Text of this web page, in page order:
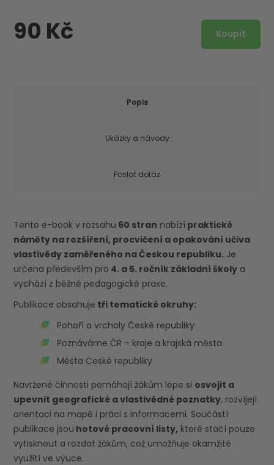
90 Kč
Popis
Ukázky a návody
Poslat dotaz
Tento e-book v rozsahu 60 stran nabízí praktické
náměty na rozšíření, procvičení a opakování učiva
vlastivědy zaměřeného na Českou republiku. Je
určena především pro 4. a 5. ročník základní školy a
vychází z běžné pedagogické praxe.
Publikace obsahuje tři tematické okruhy:
Pohoří a vrcholy České republiky
Poznáváme ČR – kraje a krajská města
Města České republiky
Navržené činnosti pomáhají žákům lépe si osvojit a
upevnit geografické a vlastivědné poznatky, rozvíjejí
orientaci na mapě i práci s informacemi. Součástí
publikace jsou hotové pracovní listy, které stačí pouze
vytisknout a rozdat žákům, což umožňuje okamžité
využití ve výuce.